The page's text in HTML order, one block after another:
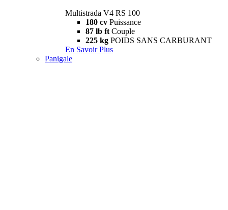
Multistrada V4 RS 100
180 cv Puissance
87 lb ft Couple
225 kg POIDS SANS CARBURANT
En Savoir Plus
Panigale